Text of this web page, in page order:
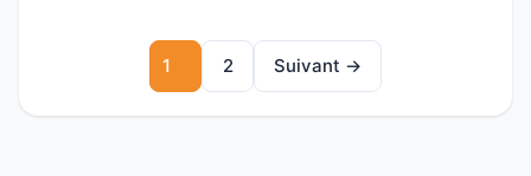
1 2 Suivant →